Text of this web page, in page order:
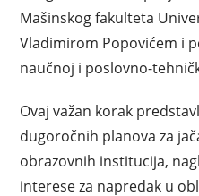
Mašinskog fakulteta
Vladimirom Popovićem i
naučnoj i poslovno-
Ovaj važan korak
dugoročnih planova za
obrazovnih institucija,
interese za napredak u